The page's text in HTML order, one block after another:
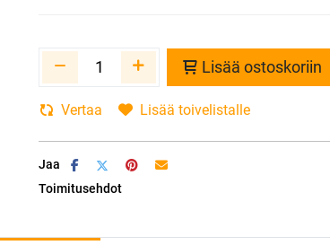
Lisää ostoskoriin
Vertaa Lisää toivelistalle
Jaa
Toimitusehdot